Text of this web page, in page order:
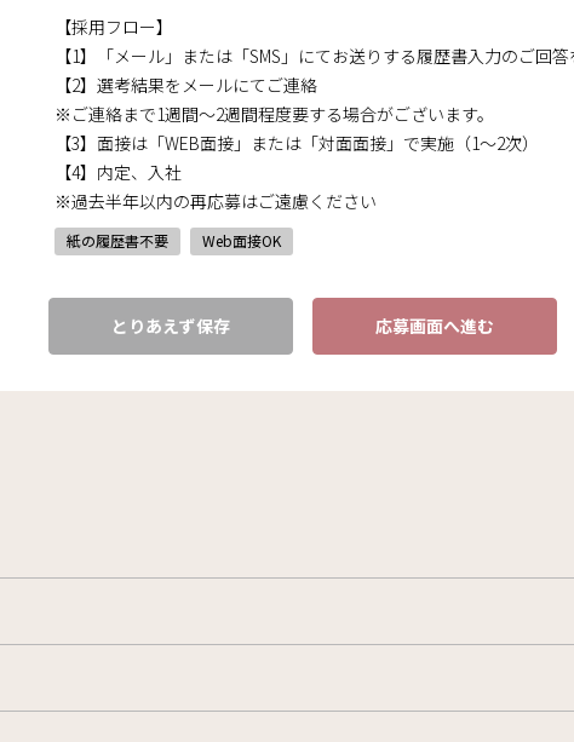
【採用フロー】
【1】「メール」または「SMS」にてお送りする履歴書入力のご回
【2】選考結果をメールにてご連絡
※ご連絡まで1週間～2週間程度要する場合がございます。
【3】面接は「WEB面接」または「対面面接」で実施（1～2次）
【4】内定、入社
※過去半年以内の再応募はご遠慮ください
紙の履歴書不要 Web面接OK
とりあえず保存 応募画面へ進む